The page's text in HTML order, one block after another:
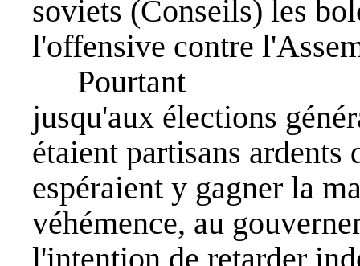
soviets (Conseils) les
l'offensive contre
Pourtant
jusqu'aux élections
étaient partisans ardents
espéraient y gagner la
véhémence, au
l'intention de retarder